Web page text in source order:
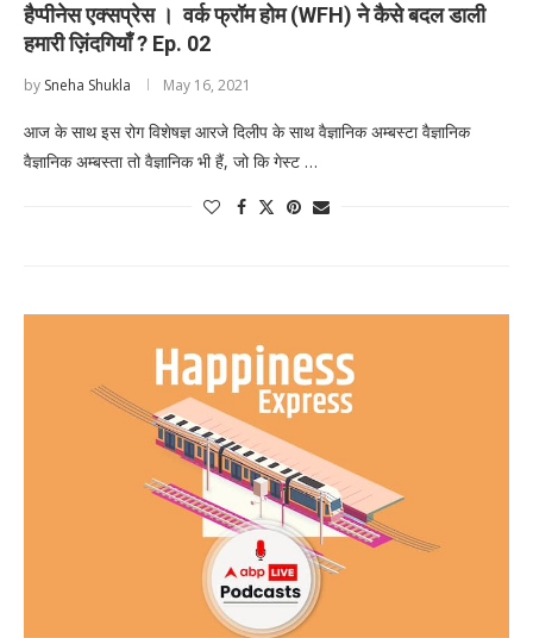
हैप्पीनेस एक्सप्रेस । वर्क फ्रॉम होम (WFH) ने कैसे बदल डाली
हमारी ज़िंदगियाँ ? Ep. 02
by Sneha Shukla May 16, 2021
आज के साथ इस रोग विशेषज्ञ आरजे दिलीप के साथ वैज्ञानिक अम्बस्टा वैज्ञानिक
वैज्ञानिक अम्बस्ता तो वैज्ञानिक भी हैं, जो कि गेस्ट …